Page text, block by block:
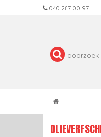
040 287 00 97